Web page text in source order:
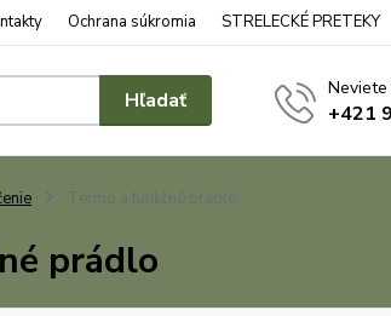
Ochrana súkromia STRELECKÉ PRETEKY
Hľadať
+421
prádlo